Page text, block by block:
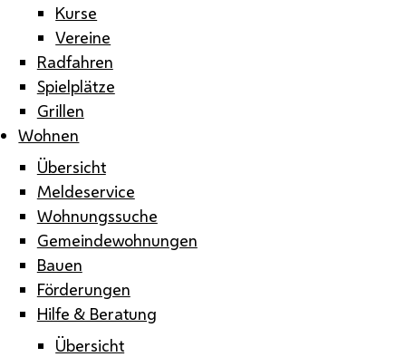
Kurse
Vereine
Radfahren
Spielplätze
Grillen
Wohnen
Übersicht
Meldeservice
Wohnungssuche
Gemeindewohnungen
Bauen
Förderungen
Hilfe & Beratung
Übersicht